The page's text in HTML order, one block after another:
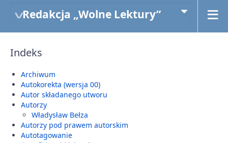
Redakcja „Wolne Lektury”
Indeks
Archiwum
Autokorekta (wersja 00)
Autor składanego utworu
Autorzy
Władysław Bełza
Autorzy pod prawem autorskim
Autotagowanie